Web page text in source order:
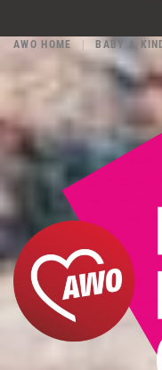
AWO HOME BABY &